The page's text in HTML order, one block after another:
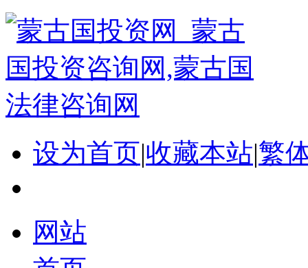
设为首页|收藏本站|繁
网站